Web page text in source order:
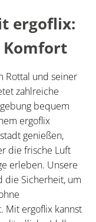
ergoflix:
Komfort
Rottal und seiner
zahlreiche
bequem
ergoflix
genießen,
die frische Luft
erleben. Unsere
die Sicherheit, um
Mit ergoflix kannst